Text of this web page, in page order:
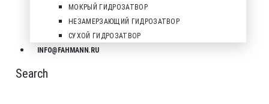
МОКРЫЙ ГИДРОЗАТВОР
НЕЗАМЕРЗАЮЩИЙ ГИДРОЗАТВОР
СУХОЙ ГИДРОЗАТВОР
INFO@FAHMANN.RU
Search